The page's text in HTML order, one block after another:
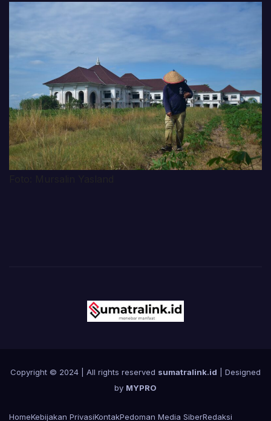
Copyright © 2024 | All rights reserved sumatralink.id | Designed
by MYPRO
HomeKebijakan PrivasiKontakPedoman Media SiberRedaksi